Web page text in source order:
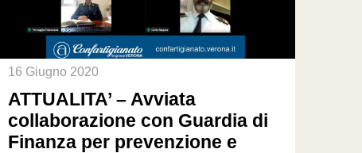
16 Giugno 2020
ATTUALITA’ – Avviata
collaborazione con Guardia di
Finanza per prevenzione e